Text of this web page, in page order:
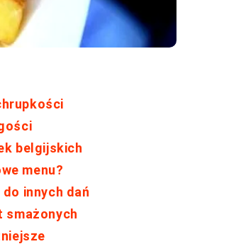
belgijskich
menu?
innych dań
smażonych